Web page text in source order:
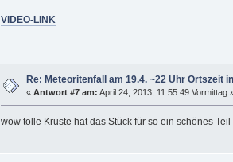
VIDEO-LINK
Re: Meteoritenfall am 19.4. ~22 Uhr Ortszeit
« Antwort #7 am: April 24, 2013, 11:55:49 Vormittag
wow tolle Kruste hat das Stück für so ein schönes